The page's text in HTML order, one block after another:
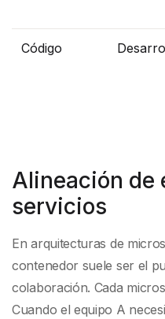
Código
Alineación de
servicios
En arquitecturas de
contenedor suele ser el
colaboración. Cada
Cuando el equipo A